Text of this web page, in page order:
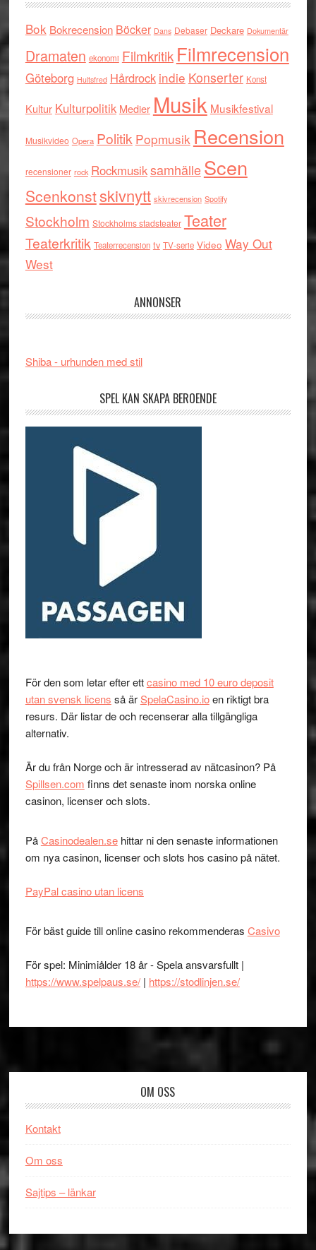
Bok Bokrecension Böcker Dans Debaser Deckare Dokumentär
Dramaten ekonomi Filmkritik Filmrecension
Göteborg Hultsfred Hårdrock indie Konserter Konst
Kultur Kulturpolitik Medier Musik Musikfestival
Musikvideo Opera Politik Popmusik Recension
recensioner rock RockmusiksamhälleScen
Scenkonstskivnytt skivrecension Spotify
Stockholm Stockholms stadsteater Teater
Teaterkritik Teaterrecension tv TV-serie Video Way Out
West
ANNONSER
Shiba - urhunden med stil
SPEL KAN SKAPA BEROENDE
För den som letar efter ettcasino med 10 euro deposit
utan svensk licens så ärSpelaCasino.ioen riktigt bra
resurs. Där listar de och recenserar alla tillgängliga
alternativ.
Är du från Norge och är intresserad av nätcasinon? På
Spillsen.com finns det senaste inom norska online
casinon, licenser och slots.
PåCasinodealen.sehittar ni den senaste informationen
om nya casinon, licenser och slots hos casino på nätet.
PayPal casino utan licens
För bäst guide till online casino rekommenderas Casivo
För spel: Minimiålder 18 år - Spela ansvarsfullt |
https://www.spelpaus.se/| https://stodlinjen.se/
OM OSS
Kontakt
Om oss
Sajtips – länkar